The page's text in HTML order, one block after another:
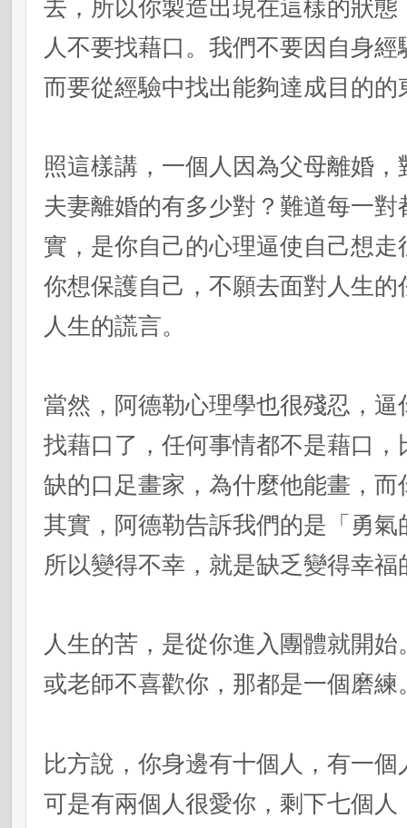
去，所以你製造出現在這樣的狀
人不要找藉口。我們不要因自身
而要從經驗中找出能夠達成目的的
照這樣講，一個人因為父母離婚
夫妻離婚的有多少對？難道每一
實，是你自己的心理逼使自己想
你想保護自己，不願去面對人生
人生的謊言。
當然，阿德勒心理學也很殘忍，
找藉口了，任何事情都不是藉口
缺的口足畫家，為什麼他能畫，
其實，阿德勒告訴我們的是「勇
所以變得不幸，就是缺乏變得幸福
人生的苦，是從你進入團體就開
或老師不喜歡你，那都是一個磨練
比方說，你身邊有十個人，有一
可是有兩個人很愛你，剩下七個